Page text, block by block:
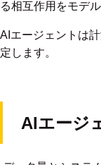
る相互作用をモデ
AIエージェントは
定します。
AIエージ